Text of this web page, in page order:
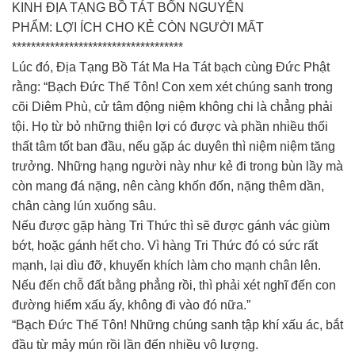
KINH ĐỊA TẠNG BỒ TÁT BỔN NGUYỆN
PHẨM: LỢI ÍCH CHO KẺ CÒN NGƯỜI MẤT
************************************
Lúc đó, Địa Tạng Bồ Tát Ma Ha Tát bạch cùng Đức Phật
rằng: “Bạch Đức Thế Tôn! Con xem xét chúng sanh trong
cõi Diêm Phù, cử tâm động niệm không chi là chẳng phải
tội. Họ từ bỏ những thiện lợi có được và phần nhiều thối
thất tâm tốt ban đầu, nếu gặp ác duyên thì niệm niệm tăng
trưởng. Những hạng người này như kẻ đi trong bùn lầy mà
còn mang đá nặng, nên càng khốn đốn, nặng thêm dần,
chân càng lún xuống sâu.
Nếu được gặp hàng Tri Thức thì sẽ được gánh vác giùm
bớt, hoặc gánh hết cho. Vì hàng Tri Thức đó có sức rất
mạnh, lại dìu đỡ, khuyến khích làm cho mạnh chân lên.
Nếu đến chỗ đất bằng phẳng rồi, thì phải xét nghĩ đến con
đường hiểm xấu ấy, không đi vào đó nữa.”
“Bạch Đức Thế Tôn! Những chúng sanh tập khí xấu ác, bắt
đầu từ mảy mún rồi lần đến nhiều vô lượng.